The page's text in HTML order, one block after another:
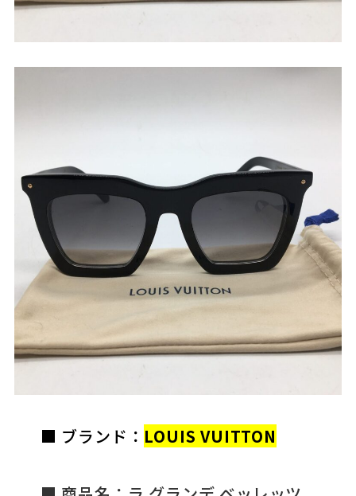
■ ブランド： LOUIS VUITTON